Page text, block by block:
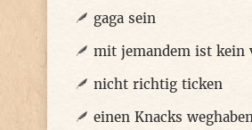
gaga sein
mit jemandem ist kein
nicht richtig ticken
einen Knacks